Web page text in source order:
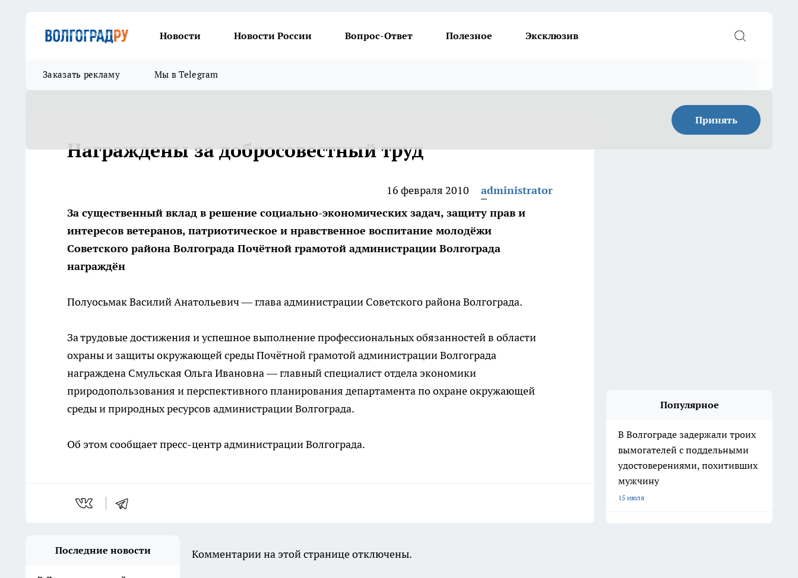
Новости Новости России Вопрос-Ответ Полезное Эксклюзив
Заказать рекламу Мы в Telegram
Принять
Награждены за добросовестный труд
16 февраля 2010
administrator
За существенный вклад в решение социально-экономических задач, защиту прав и
интересов ветеранов, патриотическое и нравственное воспитание молодёжи
Советского района Волгограда Почётной грамотой администрации Волгограда
награждён
Полуосьмак Василий Анатольевич — глава администрации Советского района Волгограда.
За трудовые достижения и успешное выполнение профессиональных обязанностей в области
охраны и защиты окружающей среды Почётной грамотой администрации Волгограда
награждена Смульская Ольга Ивановна — главный специалист отдела экономики
природопользования и перспективного планирования департамента по охране окружающей
среды и природных ресурсов администрации Волгограда.
Об этом сообщает пресс-центр администрации Волгограда.
Популярное
В Волгограде задержали троих
вымогателей с поддельными
удостоверениями, похитивших
мужчину
15 июля
Последние новости Комментарии на этой странице отключены.